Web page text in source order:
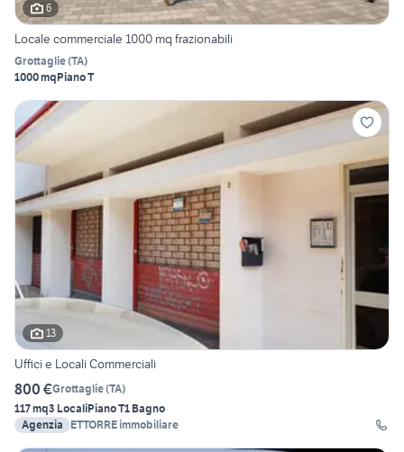
6
Locale commerciale 1000 mq frazionabili
Grottaglie(TA)
1000 mqPiano T
13
Uffici e Locali Commerciali
800 €Grottaglie(TA)
117 mq3 LocaliPiano T1 Bagno
Agenzia
ETTORRE immobiliare